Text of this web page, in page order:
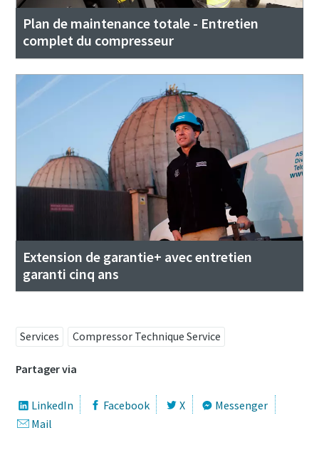
Plan de maintenance totale - Entretien
complet du compresseur
Extension de garantie+ avec entretien
garanti cinq ans
Services Compressor Technique Service
Partager via
LinkedIn Facebook X
Messenger
Mail